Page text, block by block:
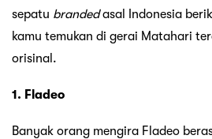
sepatu brandedasal Indonesia
kamu temukan di gerai Matahari
orisinal.
1. Fladeo
Banyak orang mengira Fladeo